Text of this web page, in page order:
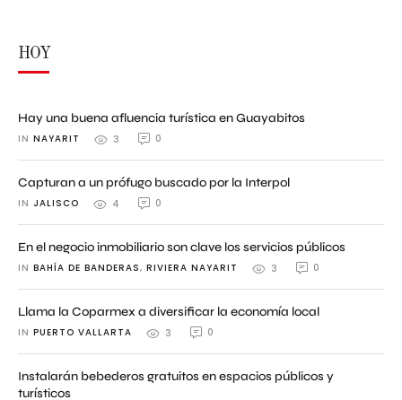
HOY
Hay una buena afluencia turística en Guayabitos
IN NAYARIT 3 0
Capturan a un prófugo buscado por la Interpol
IN JALISCO 4 0
En el negocio inmobiliario son clave los servicios públicos
IN BAHÍA DE BANDERAS, RIVIERA NAYARIT 3 0
Llama la Coparmex a diversificar la economía local
IN PUERTO VALLARTA 3 0
Instalarán bebederos gratuitos en espacios públicos y
turísticos